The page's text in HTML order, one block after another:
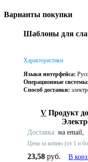
Варианты покупки
Шаблоны для
Характеристики
Языки интерфейса:
Операционные системы:
Способ доставки:
V Продукт
Доставка: на email,
Цена за копию (от 1 и
23,58 руб. В